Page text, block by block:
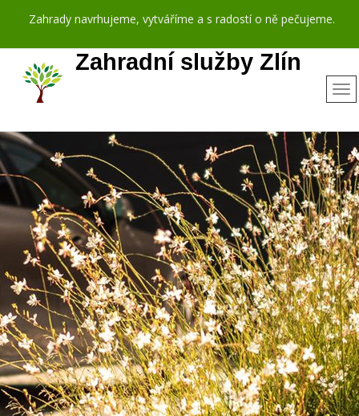
Zahrady navrhujeme, vytváříme a s radostí o ně pečujeme.
Zahradní služby Zlín